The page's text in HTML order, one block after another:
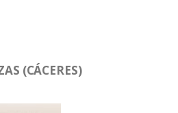
(CÁCERES)